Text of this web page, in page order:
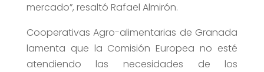
mercado”, resaltó Rafael Almirón.
Cooperativas Agro-alimentarias de Granada
lamenta que la Comisión Europea no esté
atendiendo las necesidades de los